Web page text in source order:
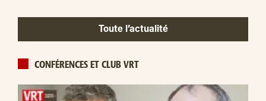
Toute l’actualité
CONFÉRENCES ET CLUB VRT